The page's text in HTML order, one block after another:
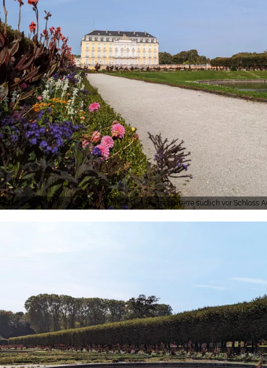
Tourismus NRW e.V., Foto: M. Hulisz, Das Gartenparterre südlich vor